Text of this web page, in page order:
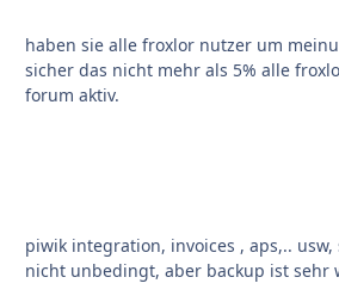
haben sie alle froxlor nutzer um
sicher das nicht mehr als 5% alle
forum aktiv.
piwik integration, invoices , aps,..
nicht unbedingt, aber backup ist sehr